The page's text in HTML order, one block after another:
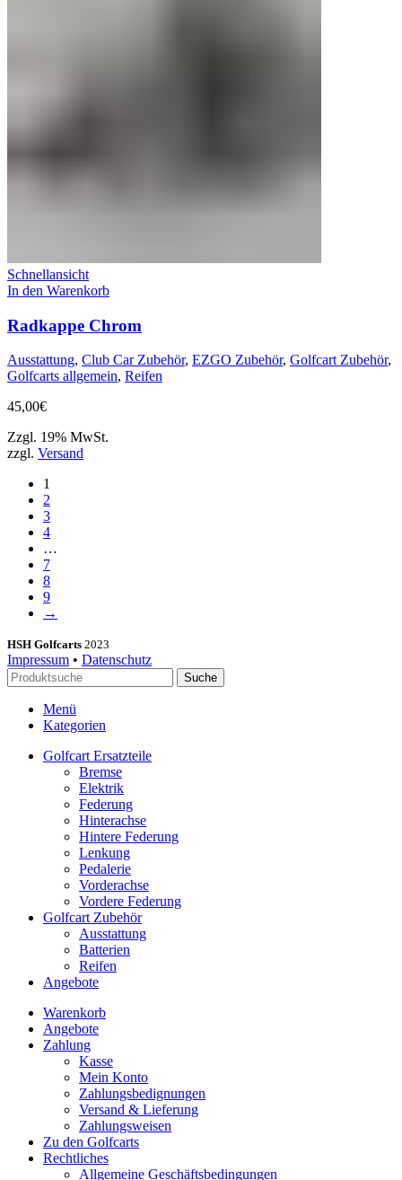
Schnellansicht
In den Warenkorb
Radkappe Chrom
Ausstattung, Club Car Zubehör, EZGO Zubehör, Golfcart Zubehör,
Golfcarts allgemein, Reifen
45,00€
Zzgl. 19% MwSt.
zzgl. Versand
1
2
3
4
…
7
8
9
→
HSH Golfcarts 2023
Impressum • Datenschutz
Suche
Menü
Kategorien
Golfcart Ersatzteile
Bremse
Elektrik
Federung
Hinterachse
Hintere Federung
Lenkung
Pedalerie
Vorderachse
Vordere Federung
Golfcart Zubehör
Ausstattung
Batterien
Reifen
Angebote
Warenkorb
Angebote
Zahlung
Kasse
Mein Konto
Zahlungsbedignungen
Versand & Lieferung
Zahlungsweisen
Zu den Golfcarts
Rechtliches
Allgemeine Geschäftsbedingungen